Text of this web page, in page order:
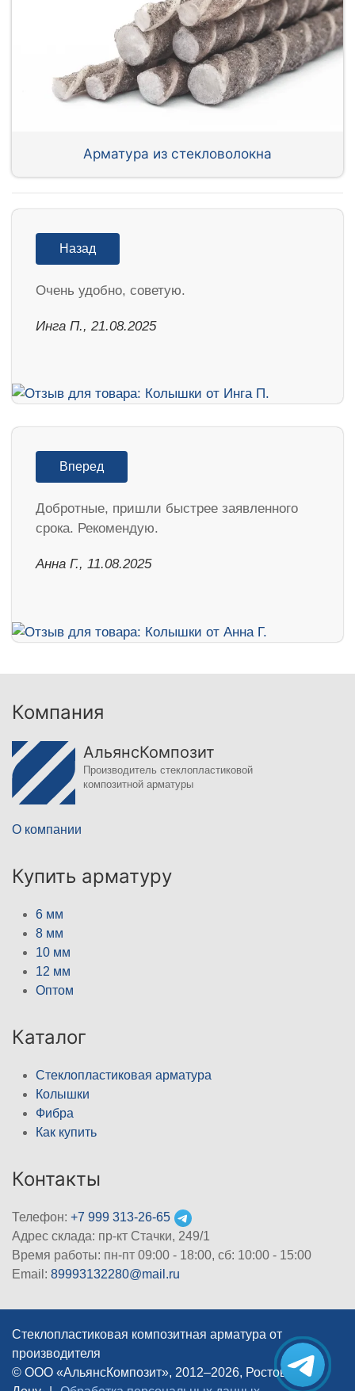
Арматура из стекловолокна
Назад
Очень удобно, советую.
Инга П., 21.08.2025
Вперед
Добротные, пришли быстрее заявленного
срока. Рекомендую.
Анна Г., 11.08.2025
Компания
АльянсКомпозит
Производитель стеклопластиковой
композитной арматуры
О компании
Купить арматуру
6 мм
8 мм
10 мм
12 мм
Оптом
Каталог
Стеклопластиковая арматура
Колышки
Фибра
Как купить
Контакты
Телефон: +7 999 313-26-65
Адрес склада: пр-кт Стачки, 249/1
Время работы: пн-пт 09:00 - 18:00, cб: 10:00 - 15:00
Email: 89993132280@mail.ru
Стеклопластиковая композитная арматура от
производителя
© ООО «АльянсКомпозит», 2012–2026, Ростов-на-